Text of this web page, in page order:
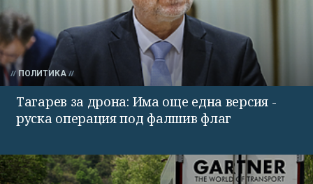
ПОЛИТИКА
Тагарев за дрона: Има още една версия -
руска операция под фалшив флаг